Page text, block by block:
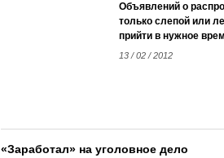
Объявлений о
только слепой или
прийти в нужное
13 / 02 / 2012
«Заработал» на уголовное дело